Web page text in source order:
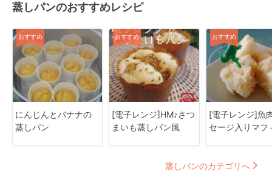
蒸しパンのおすすめレシピ
おすすめ
にんじんとバナナの
蒸しパン
おすすめ
[電子レンジ]HM♪さつ
まいも蒸しパン風
おすすめ
[電子レンジ]魚
セージ入りマフ
蒸しパンのカテゴリへ